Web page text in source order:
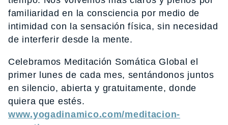
familiaridad en la consciencia por medio de
intimidad con la sensación física, sin necesidad
de interferir desde la mente.
Celebramos Meditación Somática Global el
primer lunes de cada mes, sentándonos juntos
en silencio, abierta y gratuitamente, donde
quiera que estés.
www.yogadinamico.com/meditacion-